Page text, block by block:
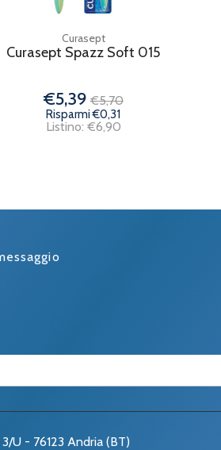
Curasept
Curasept Spazz Soft 015
€5,39 €5,70
Risparmi €0,31
Listino: €6,90
U - 76123 Andria (BT)